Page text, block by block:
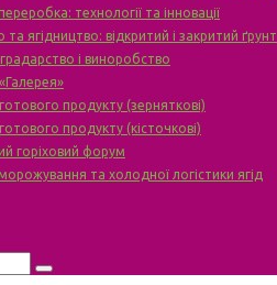
технології та інновації
та ягідництво: відкритий і закритий ґрунт
і виноробство
продукту (зерняткові)
продукту (кісточкові)
горіховий форум
та холодної логістики ягід